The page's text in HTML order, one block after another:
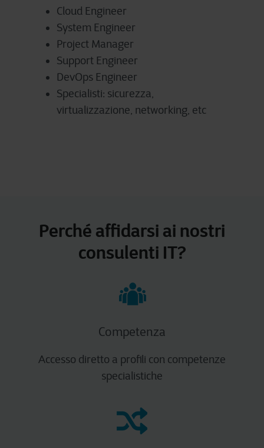
Cloud Engineer
System Engineer
Project Manager
Support Engineer
DevOps Engineer
Specialisti: sicurezza,
virtualizzazione, networking, etc
Perché affidarsi ai nostri
consulenti IT?
Competenza
Accesso diretto a profili con competenze
specialistiche